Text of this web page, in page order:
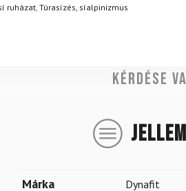
ruházat, Túrasízés, síalpinizmus
Kérdése
Márka Dynafit